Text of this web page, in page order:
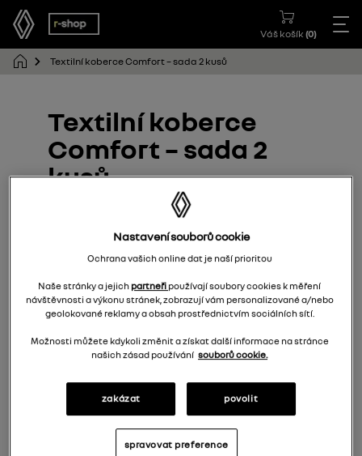
Váš košík (0)
Textilní koberce Comfort – sada 2 kusů
Textilní koberce
Comfort – sada 2
kusů
Nastavení souborů cookie
Ochrana vašich online dat je naší prioritou
Naše stránky a jejich partneři používají soubory cookies k měření
návštěvnosti a výkonu stránek, zobrazují vám personalizované a/nebo
geolokované reklamy a obsah prostřednictvím sociálních sítí.
Možnosti můžete kdykoli změnit a získat další informace na stránce
našich zásad používání souborů cookie.
zakázat povolit
spravovat preference